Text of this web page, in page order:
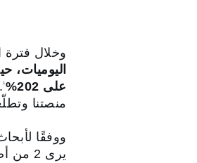
وخلال فترة
على 202%
1
منصتنا
يرى 2 من أصل 3 أشخاص من المشاركين في الاستبيان أن هذه الميزة رائعة